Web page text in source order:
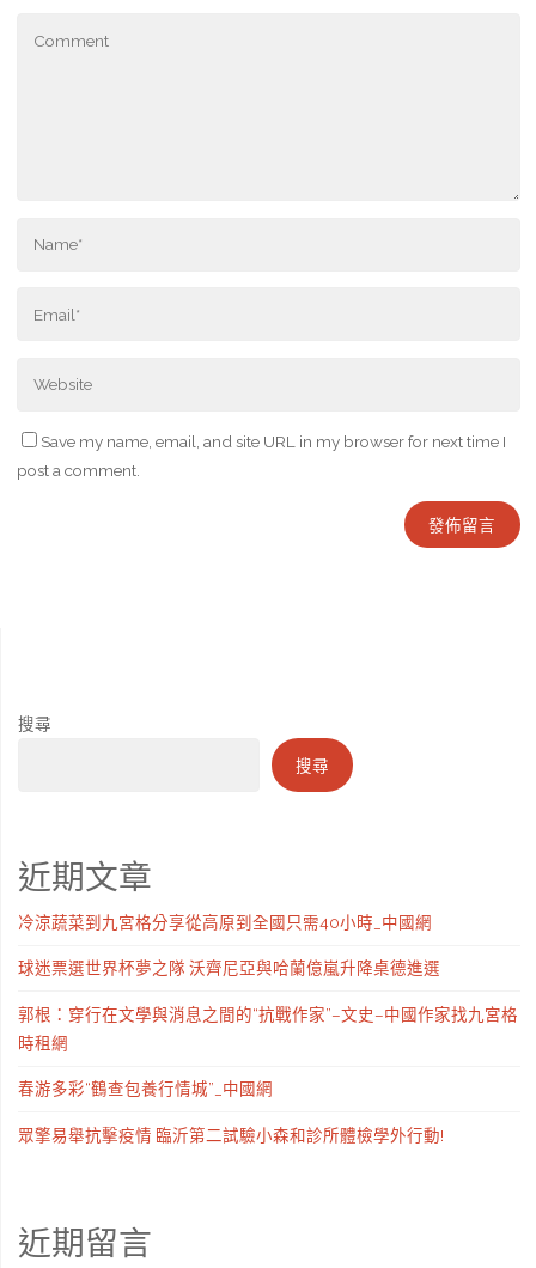
Save my name, email, and site URL in my browser for next time I
post a comment.
搜尋
搜尋
近期文章
冷涼蔬菜到九宮格分享從高原到全國只需40小時_中國網
球迷票選世界杯夢之隊 沃齊尼亞與哈蘭億嵐升降桌德進選
郭根：穿行在文學與消息之間的“抗戰作家”–文史–中國作家找九宮格
時租網
春游多彩“鶴查包養行情城”_中國網
眾擎易舉抗擊疫情 臨沂第二試驗小森和診所體檢學外行動!
近期留言